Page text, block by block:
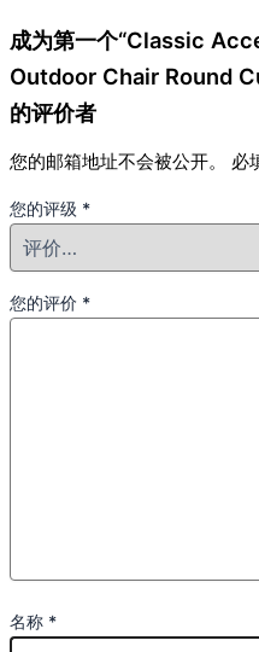
成为第一个“Classic
Outdoor Chair Round
的评价者
您的邮箱地址不会被公开。 必
您的评级 *
您的评价 *
名称 *